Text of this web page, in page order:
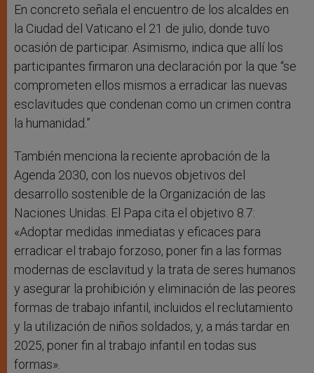
En concreto señala el encuentro de los alcaldes en
la Ciudad del Vaticano el 21 de julio, donde tuvo
ocasión de participar. Asimismo, indica que allí los
participantes firmaron una declaración por la que “se
comprometen ellos mismos a erradicar las nuevas
esclavitudes que condenan como un crimen contra
la humanidad.”
También menciona la reciente aprobación de la
Agenda 2030, con los nuevos objetivos del
desarrollo sostenible de la Organización de las
Naciones Unidas. El Papa cita el objetivo 8.7:
«Adoptar medidas inmediatas y eficaces para
erradicar el trabajo forzoso, poner fin a las formas
modernas de esclavitud y la trata de seres humanos
y asegurar la prohibición y eliminación de las peores
formas de trabajo infantil, incluidos el reclutamiento
y la utilización de niños soldados, y, a más tardar en
2025, poner fin al trabajo infantil en todas sus
formas».